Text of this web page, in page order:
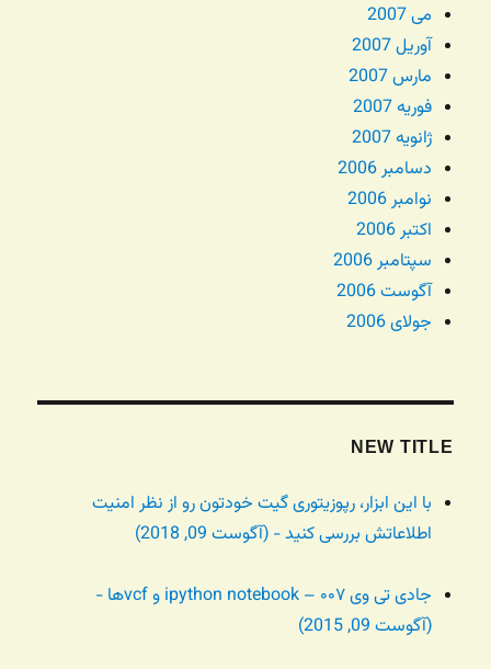
می 2007
آوریل 2007
مارس 2007
فوریه 2007
ژانویه 2007
دسامبر 2006
نوامبر 2006
اکتبر 2006
سپتامبر 2006
آگوست 2006
جولای 2006
NEW TITLE
با این ابزار، رپوزیتوری گیت خودتون رو از نظر امنیت
اطلاعاتش بررسی کنید - (آگوست 09, 2018)
جادی تی وی ۰۰۷ – ipython notebook و vcfها -
(آگوست 09, 2015)